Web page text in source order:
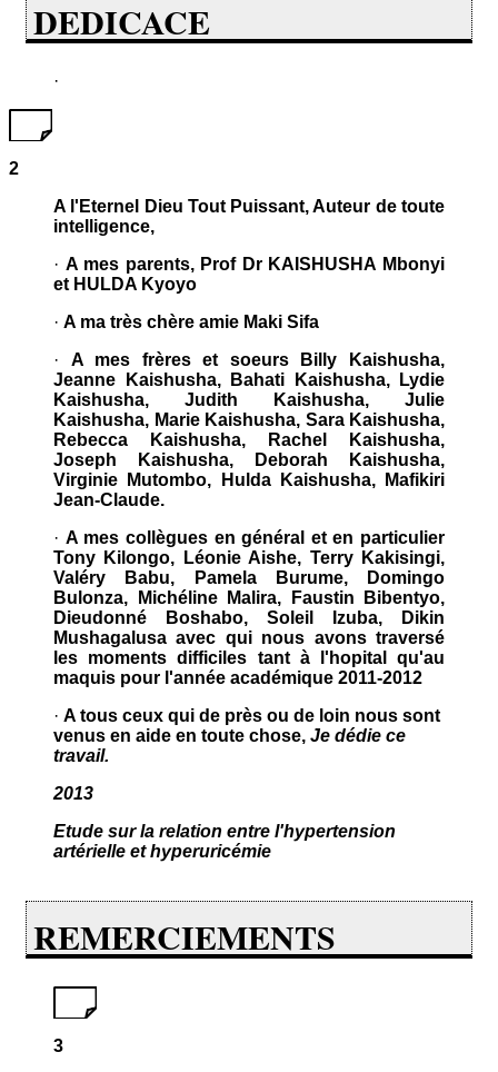
DEDICACE
·
2
A l'Eternel Dieu Tout Puissant, Auteur de toute
intelligence,
· A mes parents, Prof Dr KAISHUSHA Mbonyi
et HULDA Kyoyo
· A ma très chère amie Maki Sifa
· A mes frères et soeurs Billy Kaishusha,
Jeanne Kaishusha, Bahati Kaishusha, Lydie
Kaishusha, Judith Kaishusha, Julie
Kaishusha, Marie Kaishusha, Sara Kaishusha,
Rebecca Kaishusha, Rachel Kaishusha,
Joseph Kaishusha, Deborah Kaishusha,
Virginie Mutombo, Hulda Kaishusha, Mafikiri
Jean-Claude.
· A mes collègues en général et en particulier
Tony Kilongo, Léonie Aishe, Terry Kakisingi,
Valéry Babu, Pamela Burume, Domingo
Bulonza, Michéline Malira, Faustin Bibentyo,
Dieudonné Boshabo, Soleil Izuba, Dikin
Mushagalusa avec qui nous avons traversé
les moments difficiles tant à l'hopital qu'au
maquis pour l'année académique 2011-2012
· A tous ceux qui de près ou de loin nous sont
venus en aide en toute chose, Je dédie ce
travail.
2013
Etude sur la relation entre l'hypertension
artérielle et hyperuricémie
REMERCIEMENTS
3